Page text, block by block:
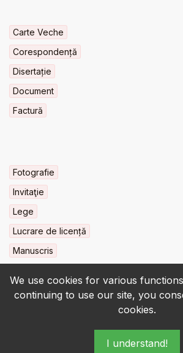
We use cookies for various
continuing to use our site, you
cookies.
I understand!
Carte Veche
Corespondență
Disertație
Document
Factură
Fotografie
Invitaţie
Lege
Lucrare de licență
Manuscris
© 2022-2026 • BCU „Carol I” - All